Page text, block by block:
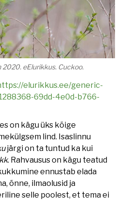
2020. eElurikkus. Cuckoo.
elurikkus.ee/generic-
69dd-4e0d-b766-
on kägu üks kõige
lind. Isaslinnu
järgi on ta tuntud ka kui
. Rahvausus on kägu teatud
ennustab elada
õnne, ilmaolusid ja
selle poolest, et tema ei